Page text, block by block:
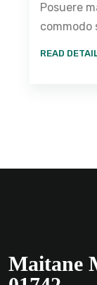
Posuere
commodo
READ
Maitane